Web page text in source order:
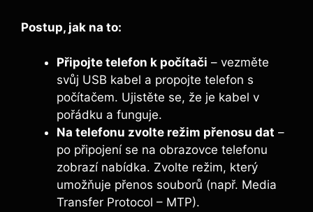
Postup, jak na to:
Připojte telefon k počítači – vezměte
svůj USB kabel a propojte telefon s
počítačem. Ujistěte se, že je kabel v
pořádku a funguje.
Na telefonu zvolte režim přenosu dat –
po připojení se na obrazovce telefonu
zobrazí nabídka. Zvolte režim, který
umožňuje přenos souborů (např. Media
Transfer Protocol – MTP).